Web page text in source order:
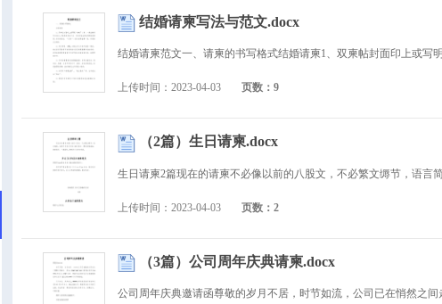
结婚请柬写法与范文.docx
上传时间：2023-04-03 页数：9
（2篇）生日请柬.docx
上传时间：2023-04-03 页数：2
（3篇）公司周年庆典请柬.docx